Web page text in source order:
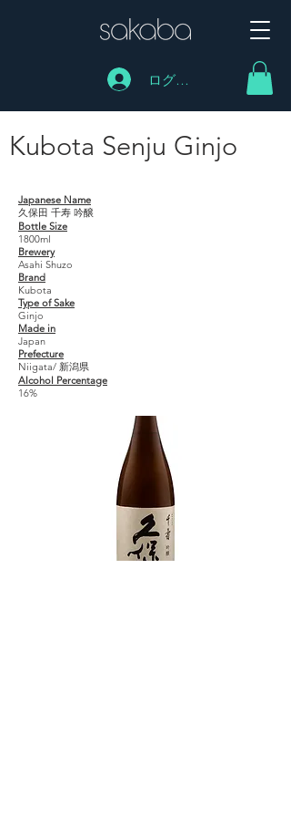
ログイン
Kubota Senju Ginjo
Japanese Name
久保田 千寿 吟醸
Bottle Size
1800ml
Brewery
Asahi Shuzo
Brand
Kubota
Type of Sake
Ginjo
Made in
Japan
Prefecture
Niigata/ 新潟県
Alcohol Percentage
16%